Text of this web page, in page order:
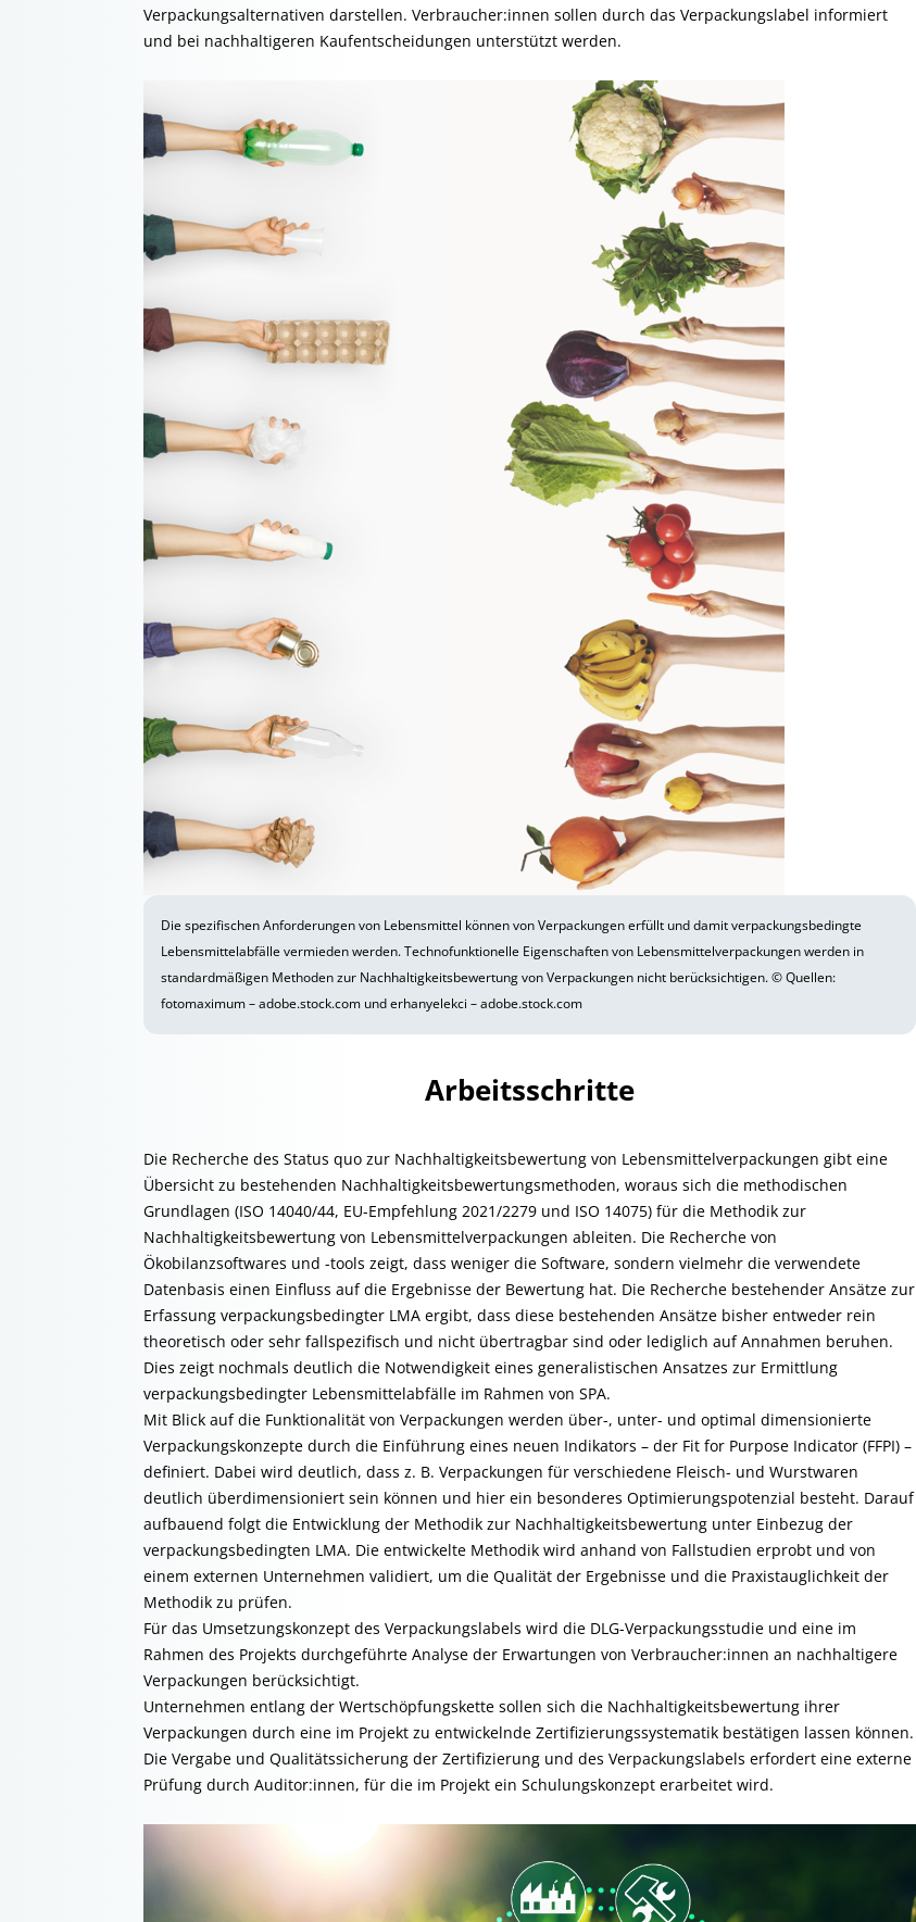
Verpackungsalternativen darstellen. Verbraucher:innen sollen durch das Verpackungslabel informiert
und bei nachhaltigeren Kaufentscheidungen unterstützt werden.
Die spezifischen Anforderungen von Lebensmittel können von Verpackungen erfüllt und damit verpackungsbedingte
Lebensmittelabfälle vermieden werden. Technofunktionelle Eigenschaften von Lebensmittelverpackungen werden in
standardmäßigen Methoden zur Nachhaltigkeitsbewertung von Verpackungen nicht berücksichtigen. © Quellen:
fotomaximum – adobe.stock.com und erhanyelekci – adobe.stock.com
Arbeitsschritte
Die Recherche des Status quo zur Nachhaltigkeitsbewertung von Lebensmittelverpackungen gibt eine
Übersicht zu bestehenden Nachhaltigkeitsbewertungsmethoden, woraus sich die methodischen
Grundlagen (ISO 14040/44, EU-Empfehlung 2021/2279 und ISO 14075) für die Methodik zur
Nachhaltigkeitsbewertung von Lebensmittelverpackungen ableiten. Die Recherche von
Ökobilanzsoftwares und -tools zeigt, dass weniger die Software, sondern vielmehr die verwendete
Datenbasis einen Einfluss auf die Ergebnisse der Bewertung hat. Die Recherche bestehender Ansätze zur
Erfassung verpackungsbedingter LMA ergibt, dass diese bestehenden Ansätze bisher entweder rein
theoretisch oder sehr fallspezifisch und nicht übertragbar sind oder lediglich auf Annahmen beruhen.
Dies zeigt nochmals deutlich die Notwendigkeit eines generalistischen Ansatzes zur Ermittlung
verpackungsbedingter Lebensmittelabfälle im Rahmen von SPA.
Mit Blick auf die Funktionalität von Verpackungen werden über-, unter- und optimal dimensionierte
Verpackungskonzepte durch die Einführung eines neuen Indikators – der Fit for Purpose Indicator (FFPI) –
definiert. Dabei wird deutlich, dass z. B. Verpackungen für verschiedene Fleisch- und Wurstwaren
deutlich überdimensioniert sein können und hier ein besonderes Optimierungspotenzial besteht. Darauf
aufbauend folgt die Entwicklung der Methodik zur Nachhaltigkeitsbewertung unter Einbezug der
verpackungsbedingten LMA. Die entwickelte Methodik wird anhand von Fallstudien erprobt und von
einem externen Unternehmen validiert, um die Qualität der Ergebnisse und die Praxistauglichkeit der
Methodik zu prüfen.
Für das Umsetzungskonzept des Verpackungslabels wird die DLG-Verpackungsstudie und eine im
Rahmen des Projekts durchgeführte Analyse der Erwartungen von Verbraucher:innen an nachhaltigere
Verpackungen berücksichtigt.
Unternehmen entlang der Wertschöpfungskette sollen sich die Nachhaltigkeitsbewertung ihrer
Verpackungen durch eine im Projekt zu entwickelnde Zertifizierungssystematik bestätigen lassen können.
Die Vergabe und Qualitätssicherung der Zertifizierung und des Verpackungslabels erfordert eine externe
Prüfung durch Auditor:innen, für die im Projekt ein Schulungskonzept erarbeitet wird.